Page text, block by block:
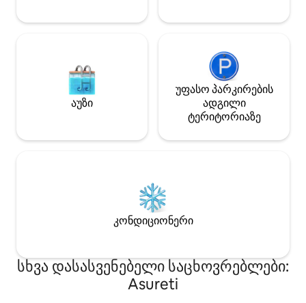
აუზი
უფასო პარკირების
ადგილი
ტერიტორიაზე
კონდიციონერი
სხვა დასასვენებელი საცხოვრებლები:
Asureti